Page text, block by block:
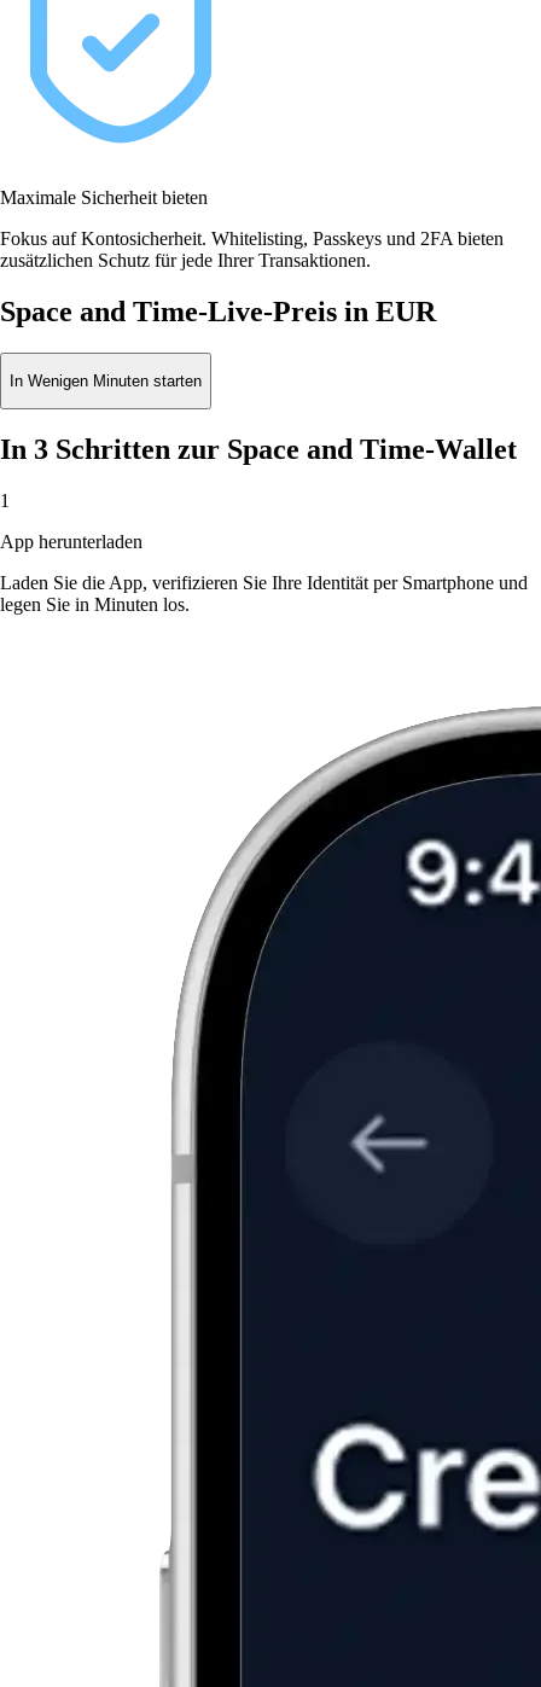
Maximale Sicherheit bieten
Fokus auf Kontosicherheit. Whitelisting, Passkeys und 2FA bieten
zusätzlichen Schutz für jede Ihrer Transaktionen.
Space and Time-Live-Preis in EUR
In Wenigen Minuten starten
In 3 Schritten zur Space and Time-Wallet
1
App herunterladen
Laden Sie die App, verifizieren Sie Ihre Identität per Smartphone und
legen Sie in Minuten los.